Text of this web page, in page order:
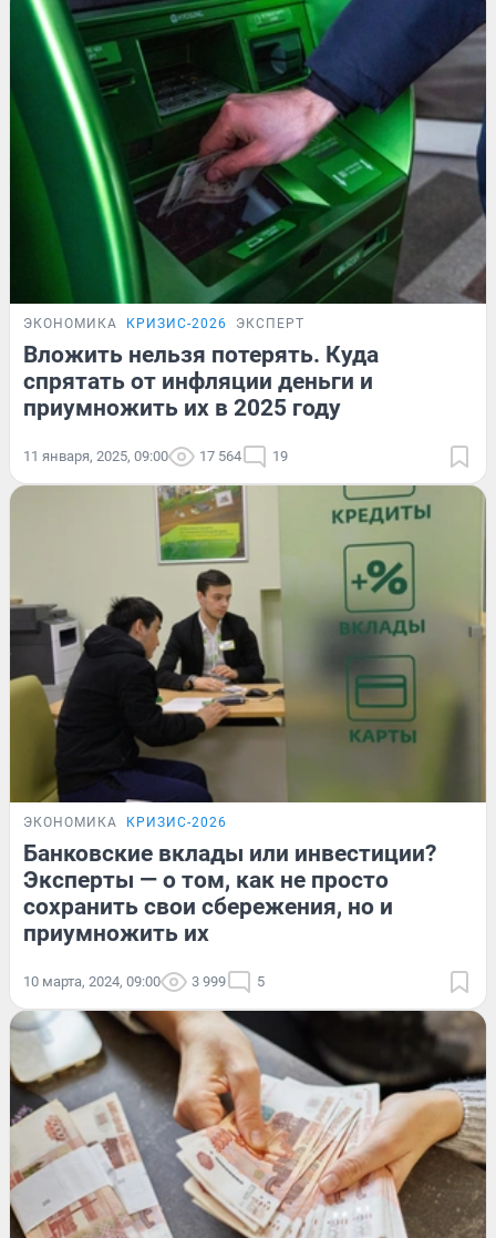
ЭКОНОМИКА КРИЗИС-2026 ЭКСПЕРТ
Вложить нельзя потерять. Куда
спрятать от инфляции деньги и
приумножить их в 2025 году
11 января, 2025, 09:00 17 564 19
ЭКОНОМИКА КРИЗИС-2026
Банковские вклады или инвестиции?
Эксперты — о том, как не просто
сохранить свои сбережения, но и
приумножить их
10 марта, 2024, 09:00 3 999 5